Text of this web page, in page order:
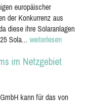
europäischer
der Konkurrenz aus
diese ihre Solaranlagen
Sola... weiterlesen
im Netzgebiet
kann für das von